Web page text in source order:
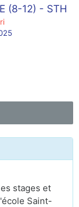
(8-12) - STH
stages et
Saint-